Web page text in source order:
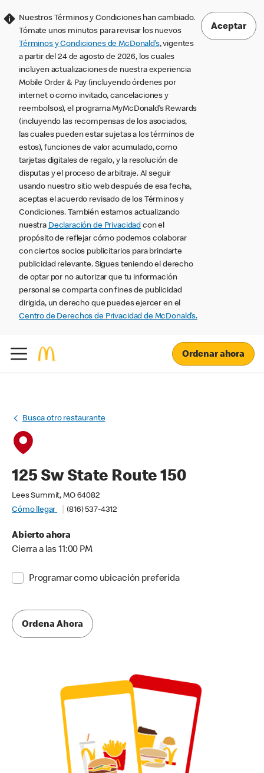
Nuestros Términos y Condiciones han cambiado.
Tómate unos minutos para revisar los nuevos
Términos y Condiciones de McDonald’s, vigentes
a partir del 24 de agosto de 2026, los cuales
incluyen actualizaciones de nuestra experiencia
Mobile Order & Pay (incluyendo órdenes por
internet o como invitado, cancelaciones y
reembolsos), el programa MyMcDonald’s Rewards
(incluyendo las recompensas de los asociados,
las cuales pueden estar sujetas a los términos de
estos), funciones de valor acumulado, como
tarjetas digitales de regalo, y la resolución de
disputas y el proceso de arbitraje. Al seguir
usando nuestro sitio web después de esa fecha,
aceptas el acuerdo revisado de los Términos y
Condiciones. También estamos actualizando
nuestra Declaración de Privacidad con el
propósito de reflejar cómo podemos colaborar
con ciertos socios publicitarios para brindarte
publicidad relevante. Sigues teniendo el derecho
de optar por no autorizar que tu información
personal se comparta con fines de publicidad
dirigida, un derecho que puedes ejercer en el
Centro de Derechos de Privacidad de McDonald’s.
Aceptar
Ordenar ahora
Busca otro restaurante
125 Sw State Route 150
Lees Summit, MO 64082
Cómo llegar
(816) 537-4312
Abierto ahora
Cierra a las 11:00 PM
Programar como ubicación preferida
Ordena Ahora